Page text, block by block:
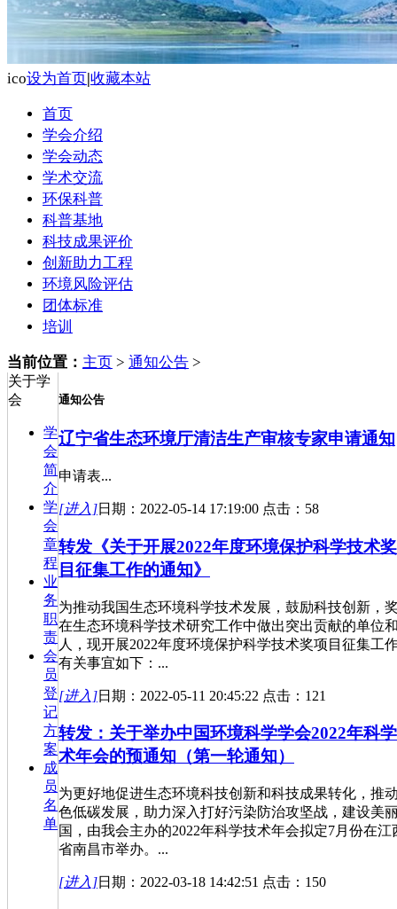
ico设为首页|收藏本站
首页
学会介绍
学会动态
学术交流
环保科普
科普基地
科技成果评价
创新助力工程
环境风险评估
团体标准
培训
当前位置： 主页 > 通知公告 >
关于学
会
学
会
简
介
学
会
章
程
业
务
职
责
会
员
登
记
方
案
成
员
名
单
通知公告
辽宁省生态环境厅清洁生产审核专家申请通知
申请表...
[进入]日期：2022-05-14 17:19:00 点击：58
转发《关于开展2022年度环境保护科学技术
目征集工作的通知》
为推动我国生态环境科学技术发展，鼓励科技创新，
在生态环境科学技术研究工作中做出突出贡献的单位
人，现开展2022年度环境保护科学技术奖项目征集工
有关事宜如下：...
[进入]日期：2022-05-11 20:45:22 点击：121
转发：关于举办中国环境科学学会2022年科
术年会的预通知（第一轮通知）
为更好地促进生态环境科技创新和科技成果转化，推
色低碳发展，助力深入打好污染防治攻坚战，建设美
国，由我会主办的2022年科学技术年会拟定7月份在江
省南昌市举办。...
[进入]日期：2022-03-18 14:42:51 点击：150